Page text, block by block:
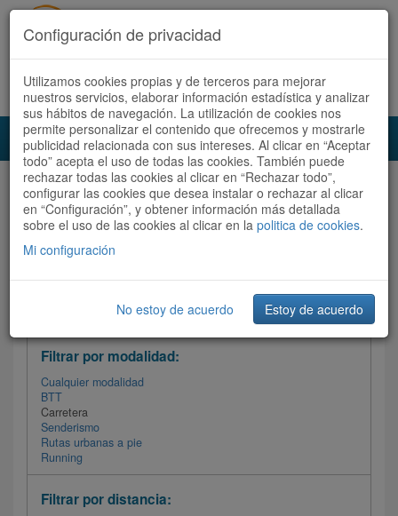
Acceder Registrate ahora Español | Català
Audioruta Todas las rutas
Todas las rutas Ordenar por:Más recientes
Filtrar las rutas
Filtrar por modalidad:
Cualquier modalidad
BTT
Carretera
Senderismo
Rutas urbanas a pie
Running
Filtrar por distancia:
Configuración de privacidad
Utilizamos cookies propias y de terceros para mejorar
nuestros servicios, elaborar información estadística y analizar
sus hábitos de navegación. La utilización de cookies nos
permite personalizar el contenido que ofrecemos y mostrarle
publicidad relacionada con sus intereses. Al clicar en “Aceptar
todo” acepta el uso de todas las cookies. También puede
rechazar todas las cookies al clicar en “Rechazar todo”,
configurar las cookies que desea instalar o rechazar al clicar
en “Configuración”, y obtener información más detallada
sobre el uso de las cookies al clicar en la politica de cookies.
Mi configuración
No estoy de acuerdo Estoy de acuerdo